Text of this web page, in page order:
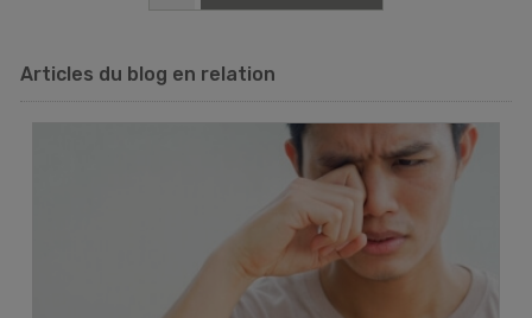
Articles du blog en relation